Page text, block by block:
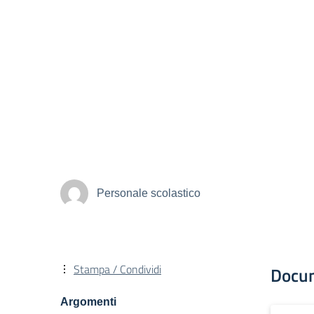
Personale scolastico
Stampa / Condividi
Argomenti